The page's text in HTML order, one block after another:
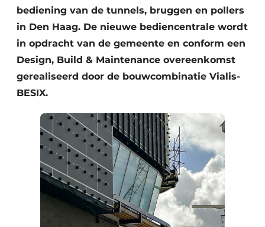
bediening van de tunnels, bruggen en pollers
in Den Haag. De nieuwe bediencentrale wordt
in opdracht van de gemeente en conform een
Design, Build & Maintenance overeenkomst
gerealiseerd door de bouwcombinatie Vialis-
BESIX.